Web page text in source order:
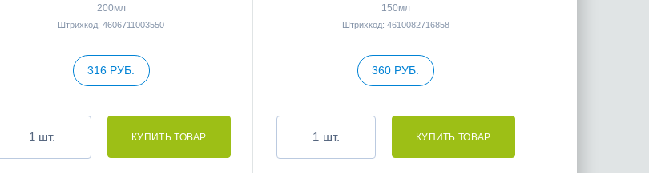
200мл
Штрихкод: 4606711003550
316 РУБ.
шт.
150мл
Штрихкод: 4610082716858
360 РУБ.
шт.